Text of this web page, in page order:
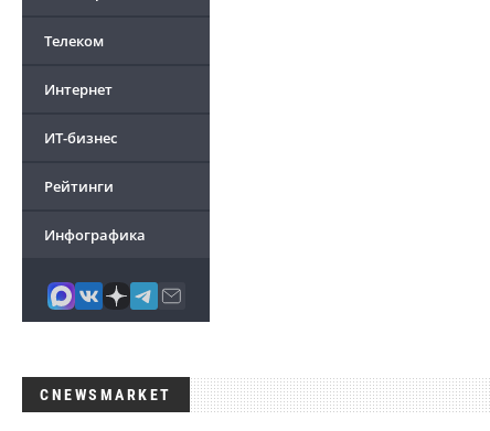
Телеком
Интернет
ИТ-бизнес
Рейтинги
Инфографика
CNEWSMARKET